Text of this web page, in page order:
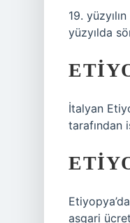
19.
yüzyılda
İtalyan
tarafından
asgari